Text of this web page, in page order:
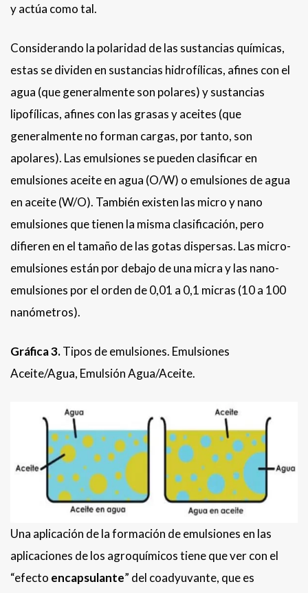
y actúa como tal.
Considerando la polaridad de las sustancias químicas,
estas se dividen en sustancias hidrofílicas, afines con el
agua (que generalmente son polares) y sustancias
lipofílicas, afines con las grasas y aceites (que
generalmente no forman cargas, por tanto, son
apolares). Las emulsiones se pueden clasificar en
emulsiones aceite en agua (O/W) o emulsiones de agua
en aceite (W/O). También existen las micro y nano
emulsiones que tienen la misma clasificación, pero
difieren en el tamaño de las gotas dispersas. Las micro-
emulsiones están por debajo de una micra y las nano-
emulsiones por el orden de 0,01 a 0,1 micras (10 a 100
nanómetros).
Gráfica 3.Tipos de emulsiones. Emulsiones
Aceite/Agua, Emulsión Agua/Aceite.
Una aplicación de la formación de emulsiones en las
aplicaciones de los agroquímicos tiene que ver con el
“efecto encapsulante” del coadyuvante, que es